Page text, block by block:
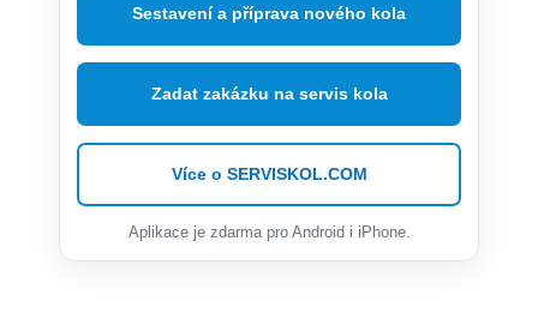
Sestavení a příprava nového kola
Zadat zakázku na servis kola
Více o SERVISKOL.COM
Aplikace je zdarma pro Android i iPhone.